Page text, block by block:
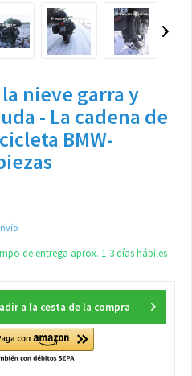
nieve garra y
- La cadena de
BMW-
de entrega aprox. 1-3 días hábiles
a la cesta de la compra